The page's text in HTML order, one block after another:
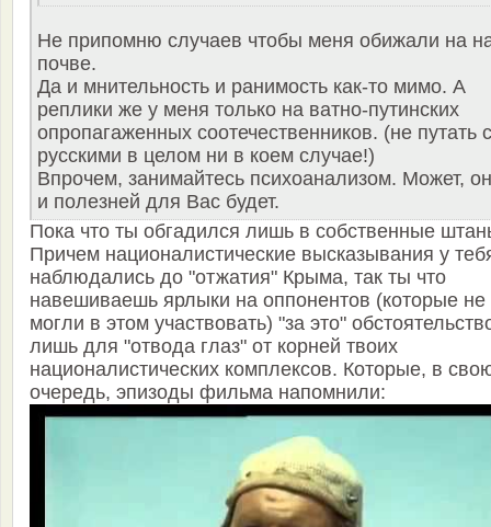
Не припомню случаев чтобы меня обижали на
почве.
Да и мнительность и ранимость как-то мимо. А
реплики же у меня только на ватно-путинских
опропагаженных соотечественников. (не путать с
русскими в целом ни в коем случае!)
Впрочем, занимайтесь психоанализом. Может,
и полезней для Вас будет.
Пока что ты обгадился лишь в собственные
Причем националистические высказывания у
наблюдались до "отжатия" Крыма, так ты что
навешиваешь ярлыки на оппонентов (которые не
могли в этом участвовать) "за это"
лишь для "отвода глаз" от корней твоих
националистических комплексов. Которые, в
очередь, эпизоды фильма напомнили: